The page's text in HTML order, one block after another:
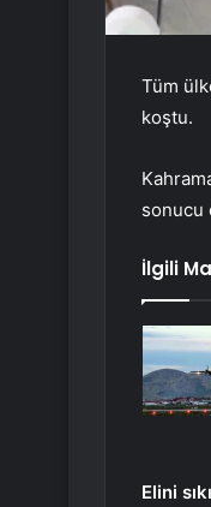
Tüm
koştu.
sonucu
İlgili
Elini